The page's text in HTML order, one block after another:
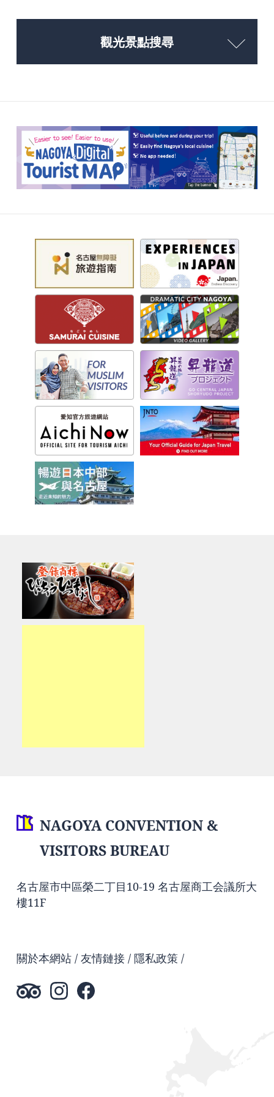
觀光景點搜尋
NAGOYA CONVENTION &
VISITORS BUREAU
名古屋市中區榮二丁目10-19 名古屋商工会議所大
樓11F
關於本網站 友情鏈接 隱私政策